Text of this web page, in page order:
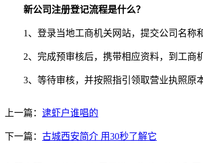
新公司注册登记流程是什么？
1、登录当地工商机关网站，提交公司名称和
2、完成预审核后，携带相应资料，到工商机
3、等待审核，并按照指引领取营业执照原本
上一篇： 逮虾户谁唱的
下一篇： 古城西安简介 用30秒了解它